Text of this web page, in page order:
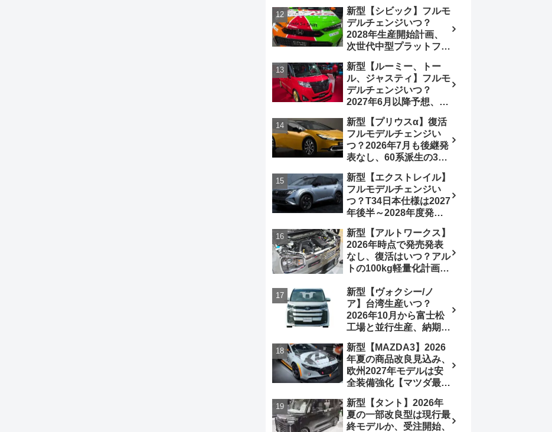
上げ約8～10万円、法規
対応、ハイブリッド
4WD追加まだ、フルモ
デルチェンジはトヨタが
介入か
いつ？フルモデルチェン
ジは2029年頃まで遅れ
る予想
新型【シビック】フルモ
デルチェンジいつ？
2028年生産開始計画、
次世代中型プラットフォ
搭載予想【ホンダ最新情
報】Honda S+ Shiftは現
行e:HEV RS 消費税込
4,659,600円で先行導入
新型【ルーミー、トー
ル、ジャスティ】フルモ
デルチェンジいつ？
2027年6月以降予想、ビ
う無い？【トヨタ最新情
報】1.2Lハイブリッド追
加は次期型に期待
新型【プリウスα】復活
フルモデルチェンジい
つ？2026年7月も後継発
表なし、60系派生の3列
発売される可能性は【ト
ヨタ最新情報デザイン予
想画像】スライドドア装
備の要望も
新型【エクストレイル】
フルモデルチェンジい
つ？T34日本仕様は2027
年後半～2028年度発売
米ローグe-POWERは
2026年後半投入へ
新型【アルトワークス】
2026年時点で発売発表
なし、復活はいつ？アル
トの100kg軽量化計画は
処、5MTターボとアルト
スピリットに期待【スズ
キ最新情報】
新型【ヴォクシー/ノ
ア】台湾生産いつ？
2026年10月から富士松
工場と並行生産、納期短
2026年5月6日マイナー
チェンジ、価格 NOAH
326万1500円、VOXY
375万1000円、特別仕様
車 WxBと煌の追加に期
待、S-Zに12.3インチメ
ーター
新型【MAZDA3】2026
年夏の商品改良見込み、
欧州2027年モデルは安
全装備強化【マツダ最新
ジは2028年以降予想
新型【タント】2026年
夏の一部改良型は現行最
終モデルか、受注開始、